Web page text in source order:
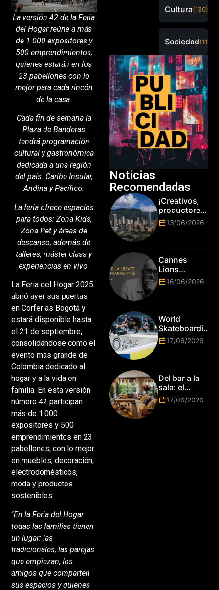
La versión 42 de la Feria
del Hogar reúne a más
de 1.000 expositores y
500 emprendimientos,
quienes estarán en los
23 pabellones con lo
mejor para cada rincón
de la casa.
Cada fin de semana la
Plaza de Banderas
tendrá programación
cultural y gastronómica
dedicada a una región
del país: Caribe Insular,
Andina y Pacífico.
La feria ofrece espacios
para todos: Zona Kids,
Zona Pet y áreas de
descanso, además de
talleres, máster class y
experiencias en vivo.
La Feria del Hogar 2025
abrió ayer sus puertas
en Corferias Bogotá y
estará disponible hasta
el 21 de septiembre,
consolidándose como el
evento más grande de
Colombia dedicado al
hogar y a la vida en
familia. En esta versión
número 42 participan
más de 1.000
expositores y 500
emprendimientos en 23
pabellones, con lo mejor
en muebles, decoración,
electrodomésticos,
moda y productos
sostenibles.
“En la Feria del Hogar
todas las familias tienen
un lugar: las
tradicionales, las parejas
que empiezan, los
amigos que comparten
sus espacios y quienes
Cultura(130)
Sociedad(115)
Noticias
Recomendadas
¡Creativos,
productores
y cracks de
la tecnología
es hora de
subir de
nivel! Las
marcas más
top del
13/06/2026
Cannes
Lions
anuncia a
Jim Stengel
primer Lions
Laureate for
Marketing
16/06/2026
World
Skateboarding
Tour:
¡Resultados
Mundo de
Park de Roma
2026!
17/06/2026
Del bar a la
sala: el
Mundial
2026 vuelve
17/06/2026